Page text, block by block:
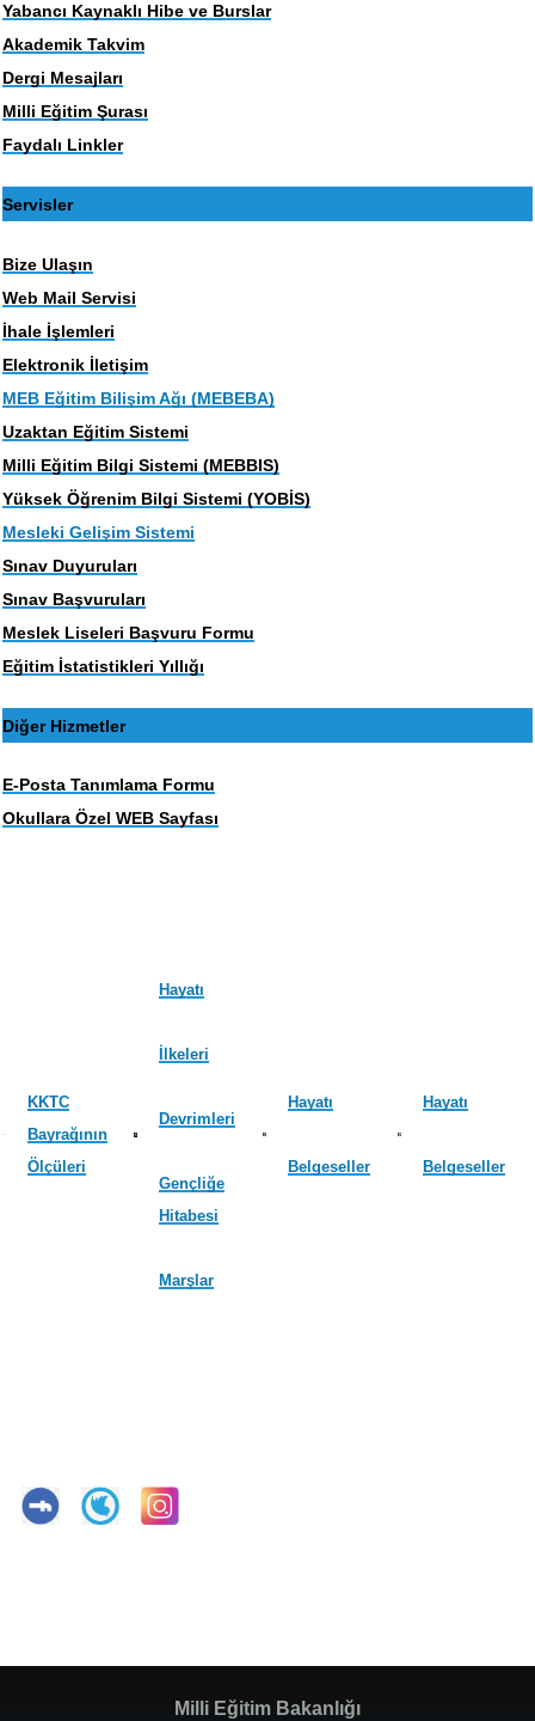
Yabancı Kaynaklı Hibe ve Burslar
Akademik Takvim
Dergi Mesajları
Milli Eğitim Şurası
Faydalı Linkler
Servisler
Bize Ulaşın
Web Mail Servisi
İhale İşlemleri
Elektronik İletişim
MEB Eğitim Bilişim Ağı (MEBEBA)
Uzaktan Eğitim Sistemi
Milli Eğitim Bilgi Sistemi (MEBBIS)
Yüksek Öğrenim Bilgi Sistemi (YOBİS)
Mesleki Gelişim Sistemi
Sınav Duyuruları
Sınav Başvuruları
Meslek Liseleri Başvuru Formu
Eğitim İstatistikleri Yıllığı
Diğer Hizmetler
E-Posta Tanımlama Formu
Okullara Özel WEB Sayfası
KKTC
Bayrağının
Ölçüleri
Hayatı
İlkeleri
Devrimleri
Gençliğe
Hitabesi
Marşlar
Hayatı
Belgeseller
Hayatı
Belgeseller
Milli Eğitim Bakanlığı